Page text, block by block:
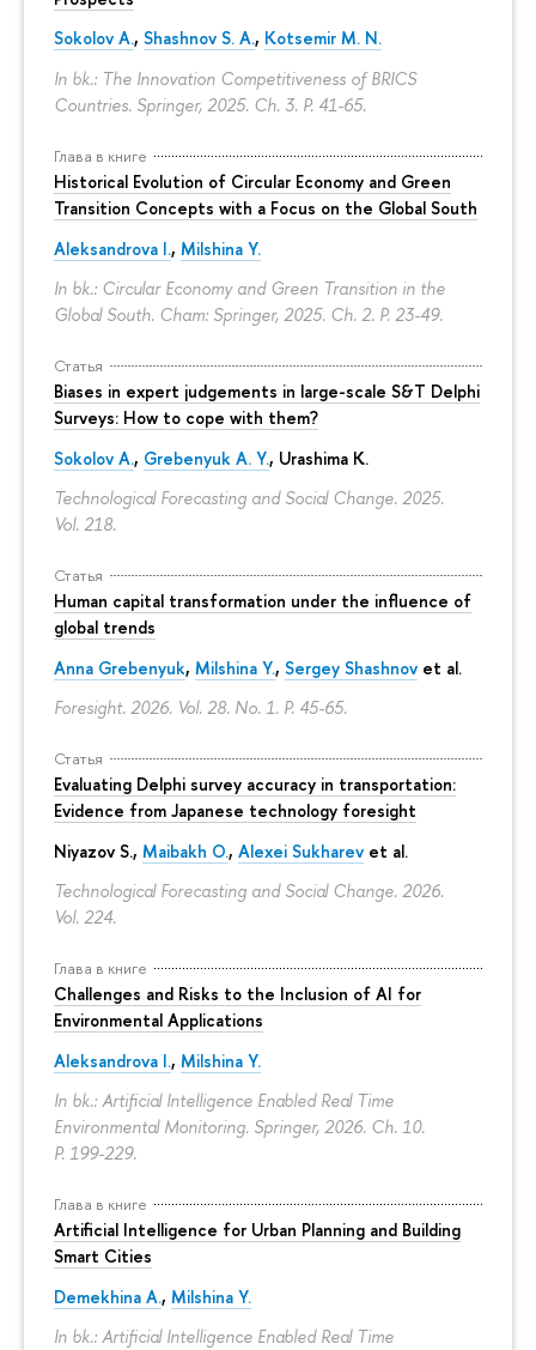
Sokolov A., Shashnov S. A., Kotsemir M. N.
In bk.: The Innovation Competitiveness of BRICS
Countries. Springer, 2025. Ch. 3. P. 41-65.
Глава в книге
Historical Evolution of Circular Economy and Green
Transition Concepts with a Focus on the Global South
Aleksandrova I., Milshina Y.
In bk.: Circular Economy and Green Transition in the
Global South. Cham: Springer, 2025. Ch. 2. P. 23-49.
Статья
Biases in expert judgements in large-scale S&T Delphi
Surveys: How to cope with them?
Sokolov A., Grebenyuk A. Y., Urashima K.
Technological Forecasting and Social Change. 2025.
Vol. 218.
Статья
Human capital transformation under the influence of
global trends
Anna Grebenyuk, Milshina Y., Sergey Shashnov et al.
Foresight. 2026. Vol. 28. No. 1. P. 45-65.
Статья
Evaluating Delphi survey accuracy in transportation:
Evidence from Japanese technology foresight
Niyazov S., Maibakh O., Alexei Sukharev et al.
Technological Forecasting and Social Change. 2026.
Vol. 224.
Глава в книге
Challenges and Risks to the Inclusion of AI for
Environmental Applications
Aleksandrova I., Milshina Y.
In bk.: Artificial Intelligence Enabled Real Time
Environmental Monitoring. Springer, 2026. Ch. 10.
P. 199-229.
Глава в книге
Artificial Intelligence for Urban Planning and Building
Smart Cities
Demekhina A., Milshina Y.
In bk.: Artificial Intelligence Enabled Real Time